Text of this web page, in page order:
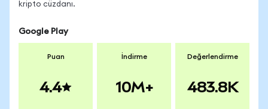
kripto cüzdanı.
Google Play
Puan
4.4
İndirme
10M+
Değerlendirme
483.8K